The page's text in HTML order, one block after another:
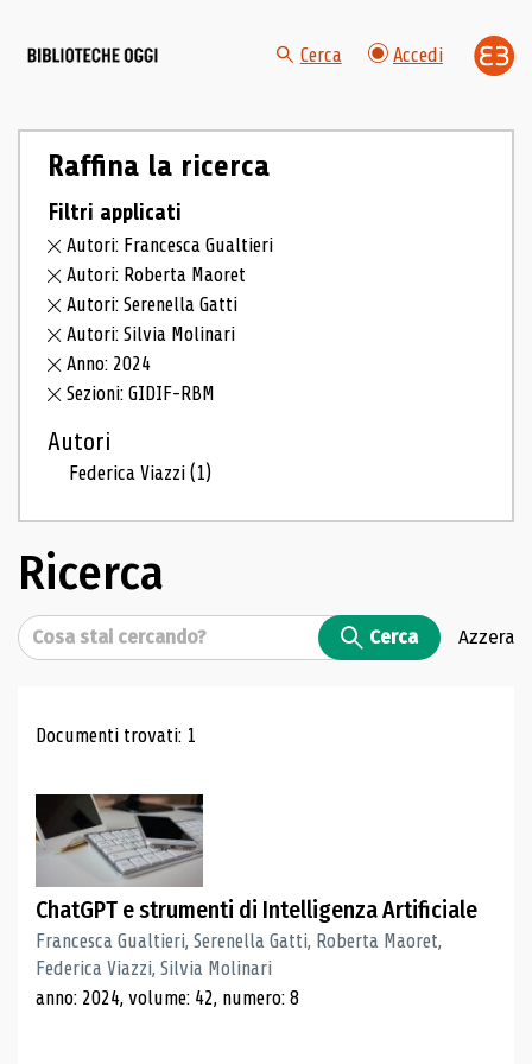
Cerca Accedi
Raffina la ricerca
Filtri applicati
Autori: Francesca Gualtieri
Autori: Roberta Maoret
Autori: Serenella Gatti
Autori: Silvia Molinari
Anno: 2024
Sezioni: GIDIF-RBM
Autori
Federica Viazzi(1)
Ricerca
Cerca Cerca Azzera
Risultati di ricerca
Documenti trovati: 1
ChatGPT e strumenti di Intelligenza Artificiale
Francesca Gualtieri, Serenella Gatti, Roberta Maoret,
Federica Viazzi, Silvia Molinari
anno: 2024, volume: 42, numero: 8